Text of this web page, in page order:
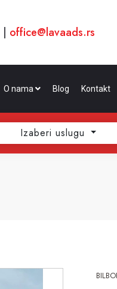
| office@lavaads.rs
O nama Blog Kontakt
Izaberi uslugu